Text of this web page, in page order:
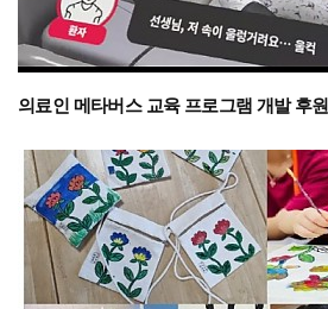
의료인 메타버스 교육 프로그램 개발 후원